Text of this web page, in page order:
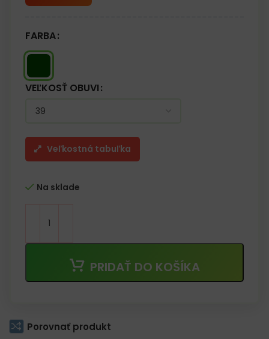
FARBA
VEĽKOSŤ OBUVI
Veľkostná tabuľka
Na sklade
PRIDAŤ DO KOŠÍKA
Porovnať produkt